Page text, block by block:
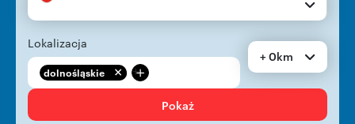
Lokalizacja
dolnośląskie +
+ 0km
Pokaż